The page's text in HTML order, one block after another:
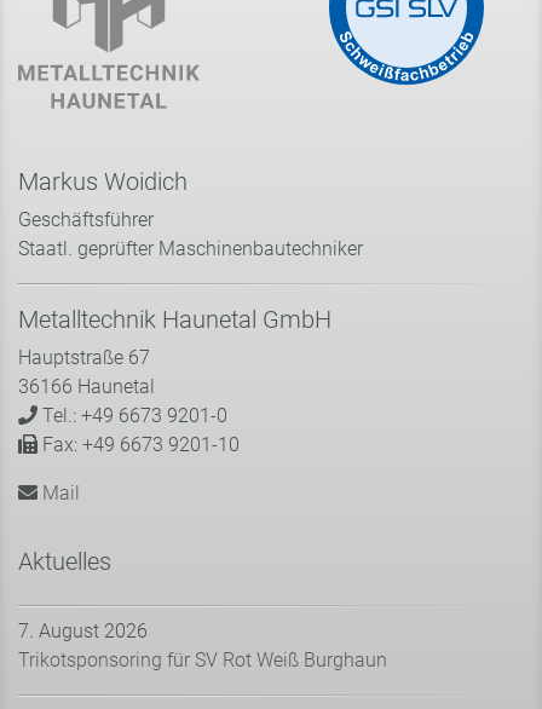
Markus Woidich
Geschäftsführer
Staatl. geprüfter Maschinenbautechniker
Metalltechnik Haunetal GmbH
Hauptstraße 67
36166 Haunetal
Tel.: +49 6673 9201-0
Fax: +49 6673 9201-10
Mail
Aktuelles
7. August 2026
Trikotsponsoring für SV Rot Weiß Burghaun